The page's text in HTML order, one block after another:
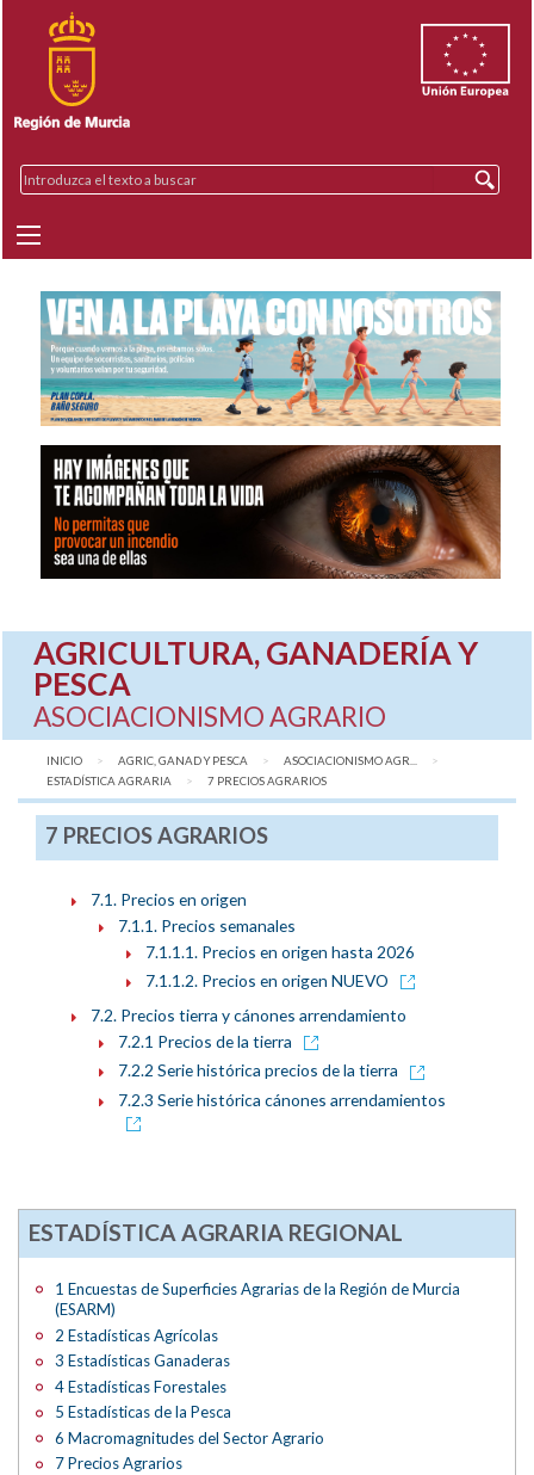
AGRICULTURA, GANADERÍA Y
PESCA
ASOCIACIONISMO AGRARIO
INICIO AGRIC, GANAD Y PESCA
ASOCIACIONISMO AGR...
ESTADÍSTICA AGRARIA
AQUÍ:
7 PRECIOS AGRARIOS
7 PRECIOS AGRARIOS
7.1. Precios en origen
7.1.1. Precios semanales
7.1.1.1. Precios en origen hasta 2026
7.1.1.2. Precios en origen NUEVO
7.2. Precios tierra y cánones arrendamiento
7.2.1 Precios de la tierra
7.2.2 Serie histórica precios de la tierra
7.2.3 Serie histórica cánones arrendamientos
ESTADÍSTICA AGRARIA REGIONAL
1 Encuestas de Superficies Agrarias de la Región de Murcia
(ESARM)
2 Estadísticas Agrícolas
3 Estadísticas Ganaderas
4 Estadísticas Forestales
5 Estadísticas de la Pesca
6 Macromagnitudes del Sector Agrario
7 Precios Agrarios